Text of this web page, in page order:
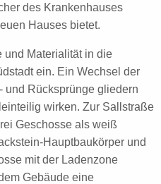
des Krankenhauses
Hauses bietet.
und Materialität in die
ein. Ein Wechsel der
und Rücksprünge gliedern
wirken. Zur Sallstraße
Geschosse als weiß
Hauptbaukörper und
mit der Ladenzone
Gebäude eine